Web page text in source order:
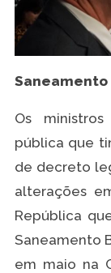
Saneamento
Os
pública que
de decreto
alterações
República
Saneamento
em maio na